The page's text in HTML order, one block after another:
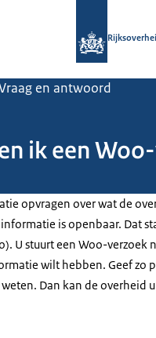
en antwoord
ik een
opvragen over wat de
is openbaar. Dat
U stuurt een Woo-verzoek
wilt hebben. Geef zo
Dan kan de overheid